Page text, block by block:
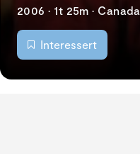
2006 • 1t 25m • Canada
Interessert